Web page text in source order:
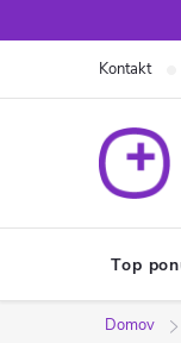
na
Kontakt
Top
Domov